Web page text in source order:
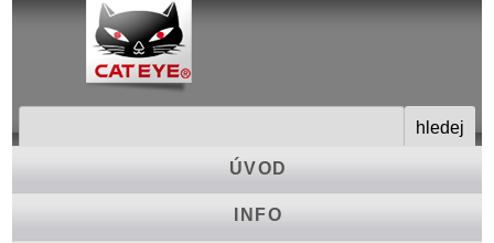
ÚVOD
INFO